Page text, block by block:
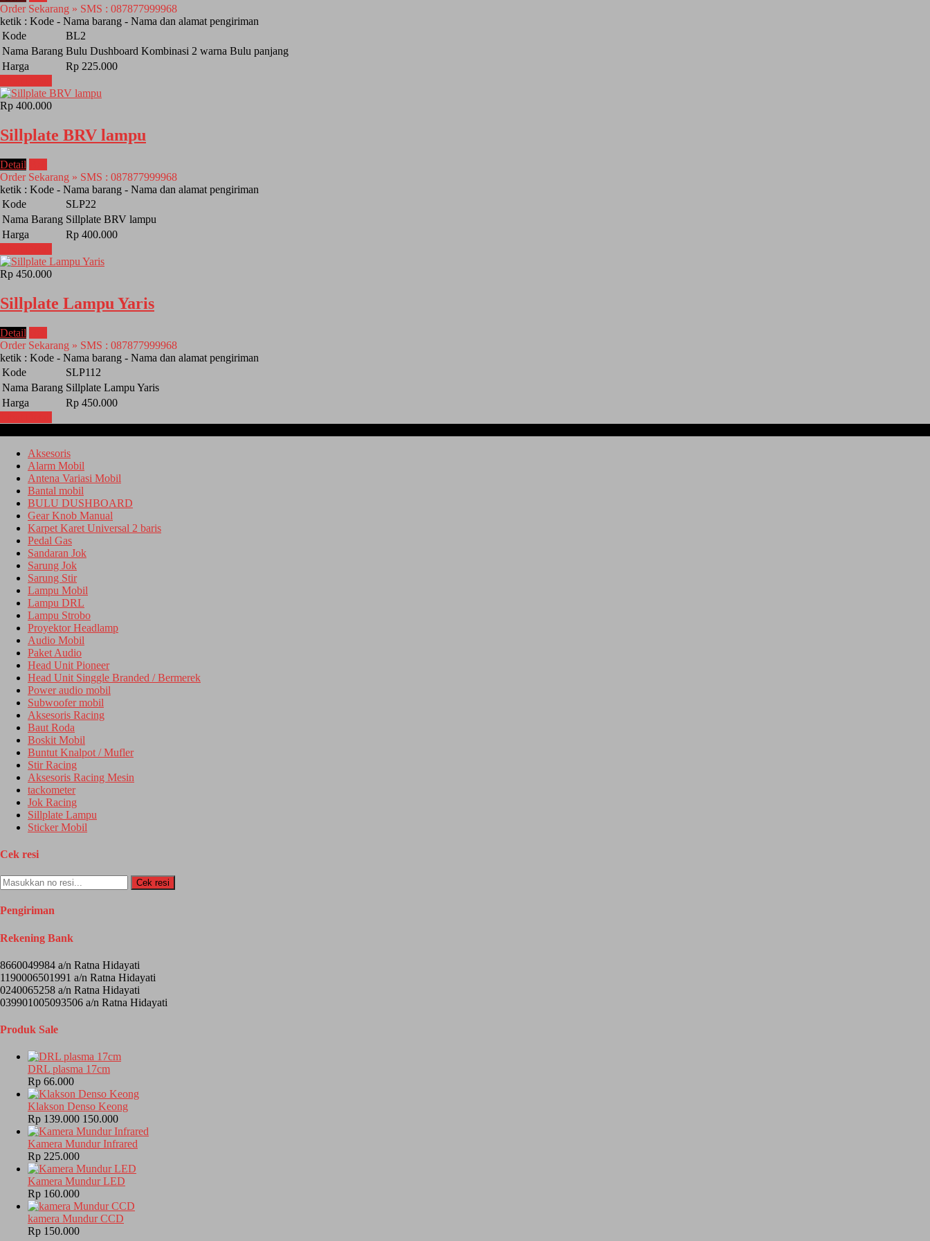
Order Sekarang » SMS : 087877999968
ketik : Kode - Nama barang - Nama dan alamat pengiriman
Kode
BL2
Nama Barang Bulu Dushboard Kombinasi 2 warna Bulu panjang
Harga
Rp 225.000
Rp 400.000
Sillplate BRV lampu
Detail
Order Sekarang » SMS : 087877999968
ketik : Kode - Nama barang - Nama dan alamat pengiriman
Kode
SLP22
Nama Barang Sillplate BRV lampu
Harga
Rp 400.000
Rp 450.000
Sillplate Lampu Yaris
Detail
Order Sekarang » SMS : 087877999968
ketik : Kode - Nama barang - Nama dan alamat pengiriman
Kode
SLP112
Nama Barang Sillplate Lampu Yaris
Harga
Rp 450.000
Aksesoris
Alarm Mobil
Antena Variasi Mobil
Bantal mobil
BULU DUSHBOARD
Gear Knob Manual
Karpet Karet Universal 2 baris
Pedal Gas
Sandaran Jok
Sarung Jok
Sarung Stir
Lampu Mobil
Lampu DRL
Lampu Strobo
Proyektor Headlamp
Audio Mobil
Paket Audio
Head Unit Pioneer
Head Unit Singgle Branded / Bermerek
Power audio mobil
Subwoofer mobil
Aksesoris Racing
Baut Roda
Boskit Mobil
Buntut Knalpot / Mufler
Stir Racing
Aksesoris Racing Mesin
tackometer
Jok Racing
Sillplate Lampu
Sticker Mobil
Cek resi
Cek resi
Pengiriman
Rekening Bank
8660049984 a/n Ratna Hidayati
1190006501991 a/n Ratna Hidayati
0240065258 a/n Ratna Hidayati
039901005093506 a/n Ratna Hidayati
Produk Sale
DRL plasma 17cm
Rp 66.000
Klakson Denso Keong
Rp 139.000 150.000
Kamera Mundur Infrared
Rp 225.000
Kamera Mundur LED
Rp 160.000
kamera Mundur CCD
Rp 150.000